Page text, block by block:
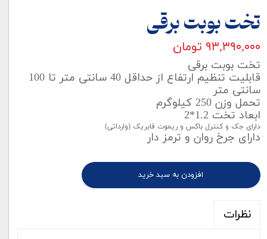
تخت بوبت برقی
۹۳,۳۹۰,۰۰۰ تومان
تخت بوبت برقی
قابلیت تنظیم ارتفاع از حداقل 40 سانتی متر تا 100
سانتی متر
تحمل وزن 250 کیلوگرم
ابعاد تخت 1.2*2
دارای جک و کنترل باکس و ریموت فابریک (وارداتی)
دارای جرخ روان و ترمز دار
افزودن به سبد خرید
نظرات